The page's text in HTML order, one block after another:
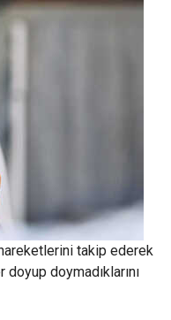
takip ederek
doymadıklarını